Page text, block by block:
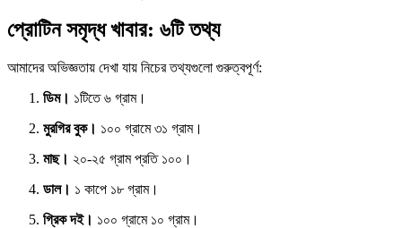
প্রোটিন সমৃদ্ধ খাবার: ৬টি তথ্য
আমাদের অভিজ্ঞতায় দেখা যায় নিচের তথ্যগুলো গুরুত্বপূর্ণ:
ডিম। ১টিতে ৬ গ্রাম।
মুরগির বুক। ১০০ গ্রামে ৩১ গ্রাম।
মাছ। ২০-২৫ গ্রাম প্রতি ১০০।
ডাল। ১ কাপে ১৮ গ্রাম।
গ্রিক দই। ১০০ গ্রামে ১০ গ্রাম।